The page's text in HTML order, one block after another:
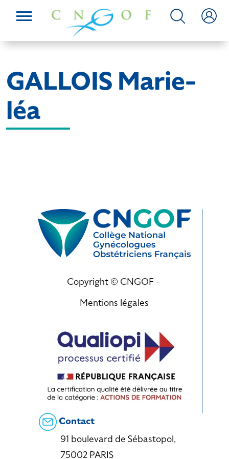
GALLOIS Marie-
léa
Copyright © CNGOF -
Mentions légales
Contact
91 boulevard de Sébastopol,
75002 PARIS